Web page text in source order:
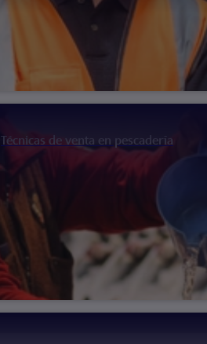
Técnicas de venta en pescadería